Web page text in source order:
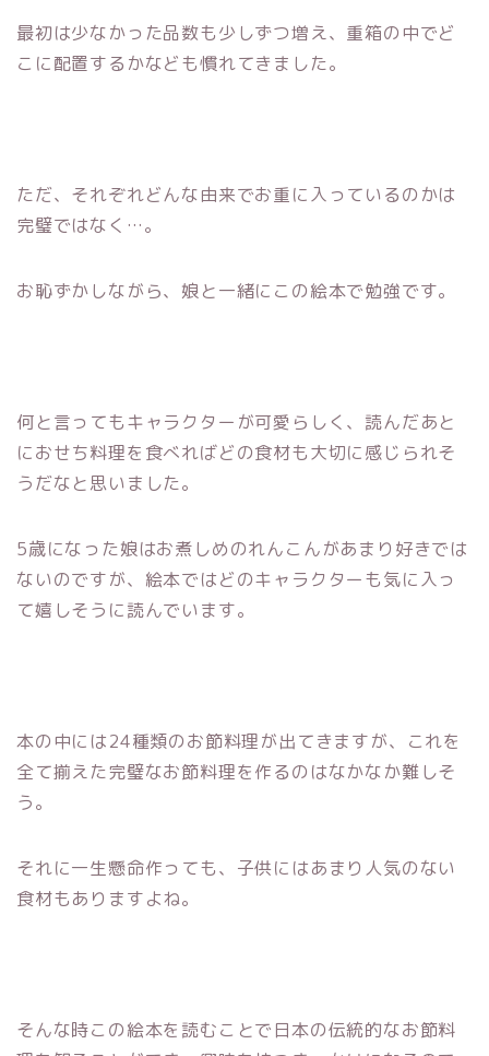
最初は少なかった品数も少しずつ増え、重箱の中でど
こに配置するかなども慣れてきました。
ただ、それぞれどんな由来でお重に入っているのかは
完璧ではなく…。
お恥ずかしながら、娘と一緒にこの絵本で勉強です。
何と言ってもキャラクターが可愛らしく、読んだあと
におせち料理を食べればどの食材も大切に感じられそ
うだなと思いました。
5歳になった娘はお煮しめのれんこんがあまり好きでは
ないのですが、絵本ではどのキャラクターも気に入っ
て嬉しそうに読んでいます。
本の中には24種類のお節料理が出てきますが、これを
全て揃えた完璧なお節料理を作るのはなかなか難しそ
う。
それに一生懸命作っても、子供にはあまり人気のない
食材もありますよね。
そんな時この絵本を読むことで日本の伝統的なお節料